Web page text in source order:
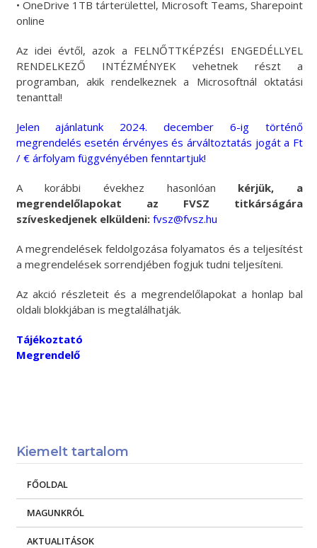
• OneDrive 1TB tárterülettel, Microsoft Teams, Sharepoint
online
Az idei évtől, azok a FELNŐTTKÉPZÉSI ENGEDÉLLYEL
RENDELKEZŐ INTÉZMÉNYEK vehetnek részt a
programban, akik rendelkeznek a Microsoftnál oktatási
tenanttal!
Jelen ajánlatunk 2024. december 6-ig történő
megrendelés esetén érvényes és árváltoztatás jogát a Ft
/ € árfolyam függvényében fenntartjuk!
A korábbi évekhez hasonlóan kérjük,
a
megrendelőlapokat az FVSZ titkárságára
szíveskedjenek elküldeni: fvsz@fvsz.hu
A megrendelések feldolgozása folyamatos és a teljesítést
a megrendelések sorrendjében fogjuk tudni teljesíteni.
Az akció részleteit és a megrendelőlapokat a honlap bal
oldali blokkjában is megtalálhatják.
Tájékoztató
Megrendelő
Kiemelt tartalom
FŐOLDAL
MAGUNKRÓL
AKTUALITÁSOK